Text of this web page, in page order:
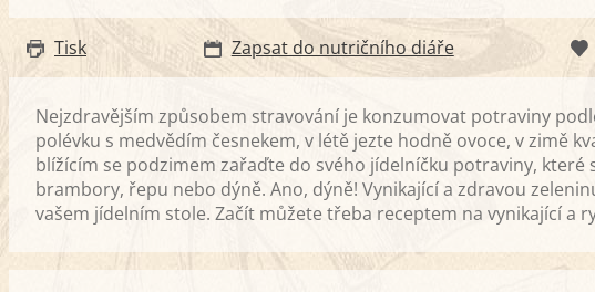
Tisk Zapsat do nutričního diáře
Nejzdravějším způsobem stravování je konzumovat potraviny
polévku s medvědím česnekem, v létě jezte hodně ovoce, v zimě
blížícím se podzimem zařaďte do svého jídelníčku potraviny, které
brambory, řepu nebo dýně. Ano, dýně! Vynikající a zdravou
vašem jídelním stole. Začít můžete třeba receptem na vynikající a